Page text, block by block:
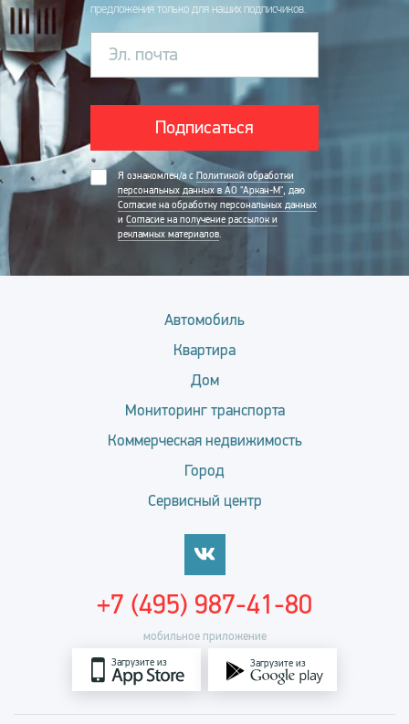
предложения только для наших подписчиков.
Эл. почта
Подписаться
Я ознакомлен/а с Политикой обработки
персональных данных в АО "Аркан-М", даю
Согласие на обработку персональных данных
и Согласие на получение рассылок и
рекламных материалов.
Автомобиль
Квартира
Дом
Мониторинг транспорта
Коммерческая недвижимость
Город
Сервисный центр
мобильное приложение
Загрузите из Загрузите из
+7 (495) 987-41-80